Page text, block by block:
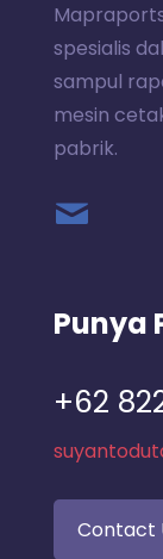
spesialis
sampul
mesin
pabrik.
Punya
+62
Contact